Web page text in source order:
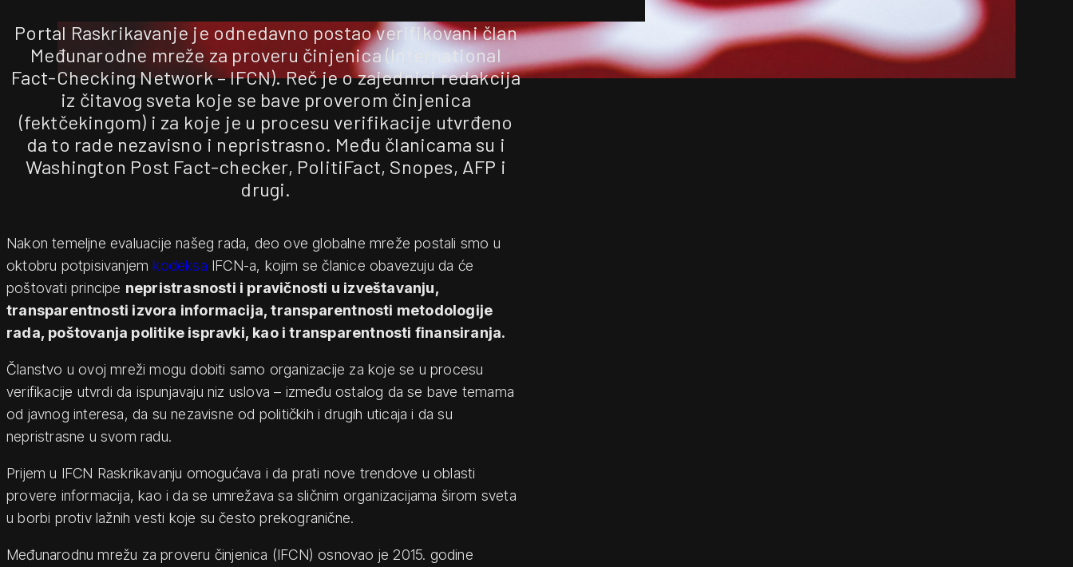
Portal Raskrikavanje je odnedavno postao verifikovani član
Međunarodne mreže za proveru činjenica (International
Fact-Checking Network – IFCN). Reč je o zajednici redakcija
iz čitavog sveta koje se bave proverom činjenica
(fektčekingom) i za koje je u procesu verifikacije utvrđeno
da to rade nezavisno i nepristrasno. Među članicama su i
Washington Post Fact-checker, PolitiFact, Snopes, AFP i
drugi.
Nakon temeljne evaluacije našeg rada, deo ove globalne mreže postali smo u
oktobru potpisivanjemkodeksa IFCN-a, kojim se članice obavezuju da će
poštovati principe nepristrasnosti i pravičnosti u izveštavanju,
transparentnosti izvora informacija, transparentnosti metodologije
rada, poštovanja politike ispravki, kao i transparentnosti finansiranja.
Članstvo u ovoj mreži mogu dobiti samo organizacije za koje se u procesu
verifikacije utvrdi da ispunjavaju niz uslova – između ostalog da se bave temama
od javnog interesa, da su nezavisne od političkih i drugih uticaja i da su
nepristrasne u svom radu.
Prijem u IFCN Raskrikavanju omogućava i da prati nove trendove u oblasti
provere informacija, kao i da se umrežava sa sličnim organizacijama širom sveta
u borbi protiv lažnih vesti koje su često prekogranične.
Međunarodnu mrežu za proveru činjenica (IFCN) osnovao je 2015. godine